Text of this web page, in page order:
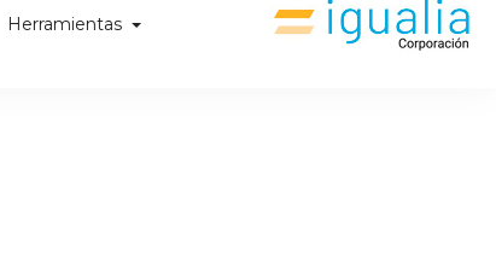
Herramientas